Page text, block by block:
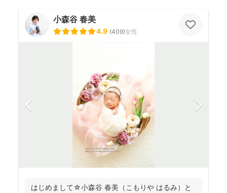
小森谷 春美
4.9 (409)女性
はじめまして☆小森谷 春美（こもりや はるみ）と